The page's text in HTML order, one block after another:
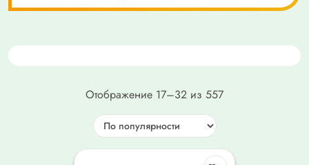
Отображение 17–32 из 557